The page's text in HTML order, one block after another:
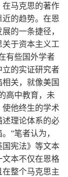
在马克思的著作
的趋势。在恩
的一条捷径，
于资本主义工
有些国外学者
立的实证研究者
关，就像美国
高中教育，未
使他终生的学术
理论体系的必
”笔者认为，
宪法》等文本
文本不仅在恩格
整个马克思主